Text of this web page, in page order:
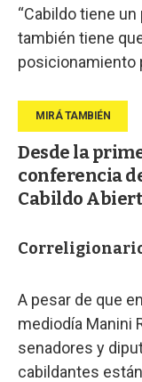
“Cabildo tiene
también tiene
posicionamiento
Desde la
conferencia
Cabildo
A pesar de que
mediodía Manini
senadores y
cabildantes